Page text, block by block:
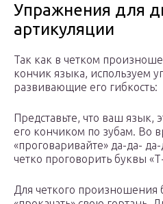
Упражнения для
артикуляции
Так как в четком
кончик языка, используем
развивающие его гибкость:
Представьте, что ваш язык,
его кончиком по зубам. Во
«проговаривайте» да-да-
четко проговорить буквы
Для четкого произношения